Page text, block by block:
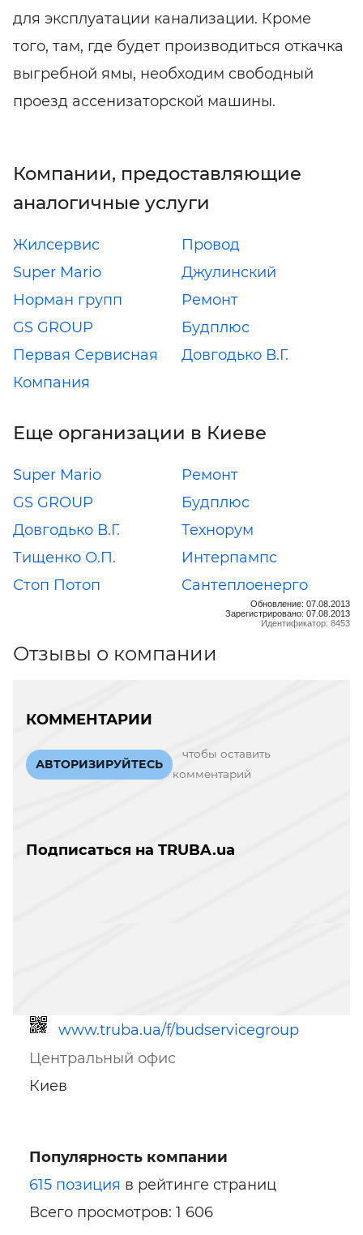
для эксплуатации канализации. Кроме
того, там, где будет производиться откачка
выгребной ямы, необходим свободный
проезд ассенизаторской машины.
Компании, предоставляющие
аналогичные услуги
Жилсервис
Провод
Super Mario
Джулинский
Норман групп
Ремонт
GS GROUP
Будплюс
Первая Сервисная
Компания
Довгодько В.Г.
Еще организации в Киеве
Super Mario
Ремонт
GS GROUP
Будплюс
Довгодько В.Г.
Технорум
Тищенко О.П.
Интерпампс
Стоп Потоп
Сантеплоенерго
Обновление: 07.08.2013
Зарегистрировано: 07.08.2013
Идентификатор: 8453
Отзывы о компании
КОММЕНТАРИИ
АВТОРИЗИРУЙТЕСЬ
чтобы оставить
комментарий
Подписаться на TRUBA.ua
www.truba.ua/f/budservicegroup
Ссылка для мобильных устройств
Центральный офис
Киев
Популярность компании
615 позиция в рейтинге страниц
Всего просмотров: 1 606